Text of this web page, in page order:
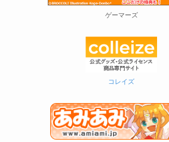
ゲーマーズ
コレイズ